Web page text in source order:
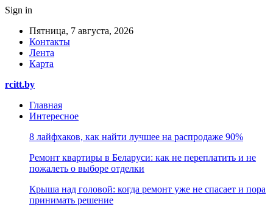
Sign in
Пятница, 7 августа, 2026
Контакты
Лента
Карта
rcitt.by
Главная
Интересное
8 лайфхаков, как найти лучшее на распродаже 90%
Ремонт квартиры в Беларуси: как не переплатить и не
пожалеть о выборе отделки
Крыша над головой: когда ремонт уже не спасает и пора
принимать решение